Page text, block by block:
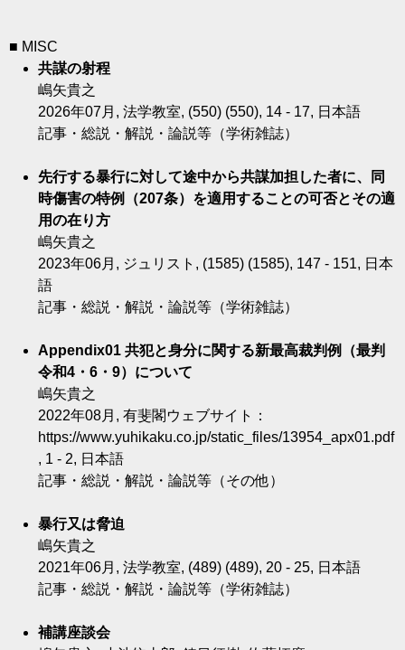
■ MISC
共謀の射程
嶋矢貴之
2026年07月, 法学教室, (550) (550), 14 - 17, 日本語
記事・総説・解説・論説等（学術雑誌）
先行する暴行に対して途中から共謀加担した者に、同
時傷害の特例（207条）を適用することの可否とその適
用の在り方
嶋矢貴之
2023年06月, ジュリスト, (1585) (1585), 147 - 151, 日本
語
記事・総説・解説・論説等（学術雑誌）
Appendix01 共犯と身分に関する新最高裁判例（最判
令和4・6・9）について
嶋矢貴之
2022年08月, 有斐閣ウェブサイト：
https://www.yuhikaku.co.jp/static_files/13954_apx01.pdf
, 1 - 2, 日本語
記事・総説・解説・論説等（その他）
暴行又は脅迫
嶋矢貴之
2021年06月, 法学教室, (489) (489), 20 - 25, 日本語
記事・総説・解説・論説等（学術雑誌）
補講座談会